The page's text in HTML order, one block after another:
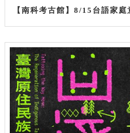
【南科考古館】8/15台語家庭